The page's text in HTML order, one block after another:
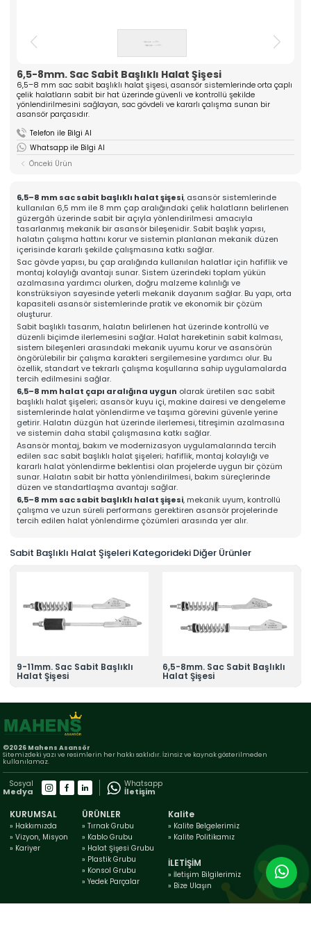
Kurumsal
» Hakkımızda
» Vizyon, Misyon
» Kariyer
» Kablo Grubu
» Halat Şişesi Grubu
» Plastik Grubu
» Konsol Grubu
» Yedek Parçalar
Kalite
» Kalite Belgelerimiz
» Kalite Politikamız
Üretim
» Üretim Hattımız
» Özel Üretim Yeteneğimiz
Online Katalog
Bize Ulaşın
» İleitşim Bilgilerimiz
» Konum Bilgilerimiz
çözümler sunar.
» Halat Şişesi Grubu
» Plastik Grubu
» Konsol Grubu
» Yedek Parçalar
» Tüm Kategoriler
Tüm hakkı saklıdır. Sitemizde kullanılan tüm içerik ve görseller
Mahens Asansör'e ait olup izinsiz kullanımı hukuki yaptırıma tabidir.
İhracat & Lojistik
Haberler
Kariyer
İletişim
6,5-8mm. Sac Sabit Başlıklı Halat Şişesi
6,5–8 mm sac sabit başlıklı halat şişesi, asansör sistemlerinde orta çaplı
çelik halatların sabit bir hat üzerinde güvenli ve kontrollü şekilde
yönlendirilmesini sağlayan, sac gövdeli ve kararlı çalışma sunan bir
asansör parçasıdır.
Telefon ile Bilgi Al
Whatsapp ile Bilgi Al
Önceki Ürün
6,5–8 mm sac sabit başlıklı halat şişesi, asansör sistemlerinde
kullanılan 6,5 mm ile 8 mm çap aralığındaki çelik halatların belirlenen
güzergâh üzerinde sabit bir açıyla yönlendirilmesi amacıyla
tasarlanmış mekanik bir asansör bileşenidir. Sabit başlık yapısı,
halatın çalışma hattını korur ve sistemin planlanan mekanik düzen
içerisinde kararlı şekilde çalışmasına katkı sağlar.
Sac gövde yapısı, bu çap aralığında kullanılan halatlar için hafiflik ve
montaj kolaylığı avantajı sunar. Sistem üzerindeki toplam yükün
azalmasına yardımcı olurken, doğru malzeme kalınlığı ve
konstrüksiyon sayesinde yeterli mekanik dayanım sağlar. Bu yapı, orta
kapasiteli asansör sistemlerinde pratik ve ekonomik bir çözüm
oluşturur.
Sabit başlıklı tasarım, halatın belirlenen hat üzerinde kontrollü ve
düzenli biçimde ilerlemesini sağlar. Halat hareketinin sabit kalması,
sistem bileşenleri arasındaki mekanik uyumu korur ve asansörün
öngörülebilir bir çalışma karakteri sergilemesine yardımcı olur. Bu
özellik, standart ve tekrarlı çalışma koşullarına sahip uygulamalarda
tercih edilmesini sağlar.
6,5–8 mm halat çapı aralığına uygun olarak üretilen sac sabit
başlıklı halat şişeleri; asansör kuyu içi, makine dairesi ve dengeleme
sistemlerinde halat yönlendirme ve taşıma görevini güvenle yerine
getirir. Halatın düzgün hat üzerinde ilerlemesi, titreşimin azalmasına
ve sistemin daha stabil çalışmasına katkı sağlar.
Asansör montaj, bakım ve modernizasyon uygulamalarında tercih
edilen sac sabit başlıklı halat şişeleri; hafiflik, montaj kolaylığı ve
kararlı halat yönlendirme beklentisi olan projelerde uygun bir çözüm
sunar. Halatın sabit bir hatta yönlendirilmesi, bakım süreçlerinde
düzen ve standartlaşma avantajı sağlar.
6,5–8 mm sac sabit başlıklı halat şişesi, mekanik uyum, kontrollü
çalışma ve uzun süreli performans gerektiren asansör projelerinde
tercih edilen halat yönlendirme çözümleri arasında yer alır.
Sabit Başlıklı Halat Şişeleri Kategorideki Diğer Ürünler
9-11mm. Sac Sabit Başlıklı
Halat Şişesi
6,5-8mm. Sac Sabit Başlıklı
Halat Şişesi
©2026 Mahens Asansör
Sitemizdeki yazı ve resimlerin her hakkı saklıdır. İzinsiz ve kaynak gösterilmeden
kullanılamaz.
Sosyal
Medya
Whatsapp
İletişim
KURUMSAL
» Hakkımızda
» Vizyon, Misyon
» Kariyer
ÜRÜNLER
» Tırnak Grubu
» Kablo Grubu
» Halat Şişesi Grubu
» Plastik Grubu
» Konsol Grubu
» Yedek Parçalar
Kalite
» Kalite Belgelerimiz
» Kalite Politikamız
İLETİŞİM
» İletişim Bilgilerimiz
» Bize Ulaşın